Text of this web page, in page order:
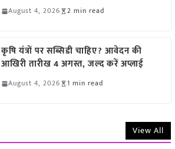
August 4, 2026 2 min read
कृषि यंत्रों पर सब्सिडी चाहिए? आवेदन की
आखिरी तारीख 4 अगस्त, जल्द करें अप्लाई
August 4, 2026 1 min read
View All